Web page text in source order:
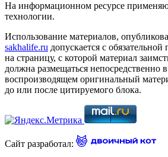
На информационном ресурсе
технологии.
Использование материалов,
sakhalife.ru допускается с
на страницу, с которой материал
должна размещаться непосредственно в
воспроизводящем оригинальный
до или после цитируемого блока.
Сайт разработал: